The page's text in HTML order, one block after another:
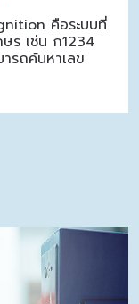
คือระบบที่
ร เช่น ก1234
รถค้นหาเลข